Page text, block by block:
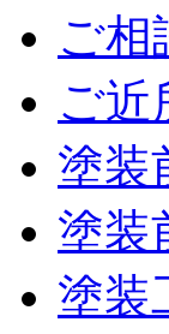
ご相
ご近
塗装
塗装
塗装